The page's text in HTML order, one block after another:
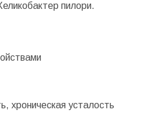
пилори.
хроническая усталость